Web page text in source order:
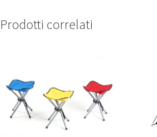
Prodotti correlati